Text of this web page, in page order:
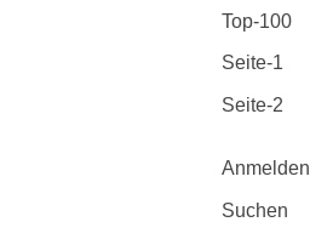
Top-100
Seite-1
Seite-2
Anmelden
Suchen